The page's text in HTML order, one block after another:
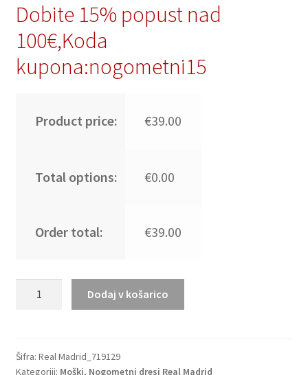
Dobite 15% popust nad
100€,Koda
kupona:nogometni15
Product price: €39.00
Total options: €0.00
Order total: €39.00
Madrid
Dodaj v košarico
Šifra: Real Madrid_719129
Kategoriji: Moški, Nogometni dresi Real Madrid